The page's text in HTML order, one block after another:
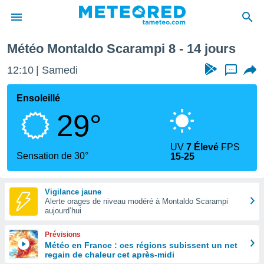
de
Météo Montaldo Scarampi 8 - 14 jours
12:10 Samedi ...
Ensoleillé
29°
Sensation de 30°
UV7 Élevé FPS
15-25
Vigilance jaune
Alerte orages de niveau modéré à Montaldo Scarampi
aujourd’hui
Prévisions
Météo en France : ces régions subissent un net
regain de chaleur cet après-midi